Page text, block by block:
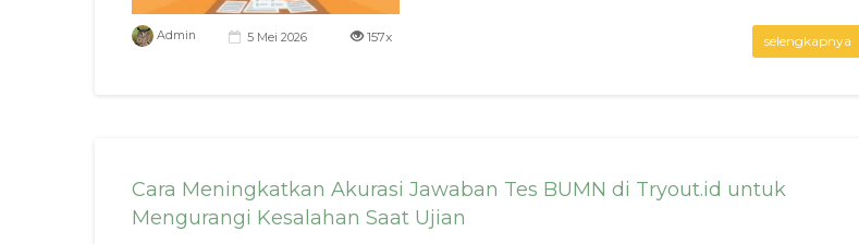
Admin 5 Mei 2026 157x selengkapnya
Cara Meningkatkan Akurasi Jawaban Tes BUMN di Tryout.id untuk
Mengurangi Kesalahan Saat Ujian